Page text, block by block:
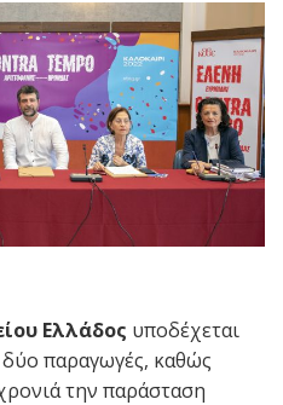
Ελλάδος υποδέχεται
παραγωγές, καθώς
την παράσταση